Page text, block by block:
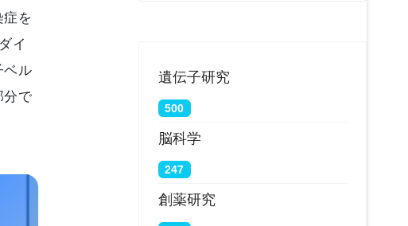
症を
イ
ベル
分で
遺伝子研究
500
脳科学
247
創薬研究